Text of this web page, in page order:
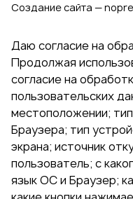
Создание сайта —
Даю согласие на
Продолжая
согласие на
пользовательских
местоположении;
Браузера; тип
экрана; источник
пользователь; с
язык ОС и Браузер;